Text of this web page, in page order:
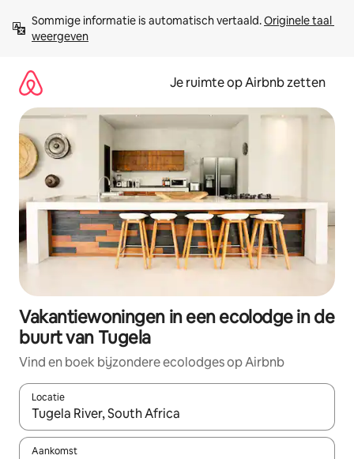
direct
naar
Sommige informatie is automatisch vertaald. Originele taal
weergeven
Je ruimte op Airbnb zetten
Vakantiewoningen in een ecolodge in de
buurt van Tugela
Vind en boek bijzondere ecolodges op Airbnb
Locatie
Wanneer er suggesties beschikbaar zijn, maak je een keuze
Aankomst